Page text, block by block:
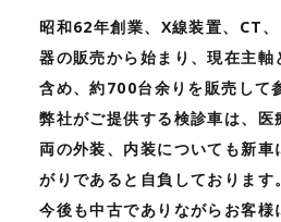
昭和62年創業、X線装置、CT
器の販売から始まり、現在主軸
含め、約700台余りを販売して
弊社がご提供する検診車は、医
両の外装、内装についても新車
がりであると自負しております。
今後も中古でありながらお客様